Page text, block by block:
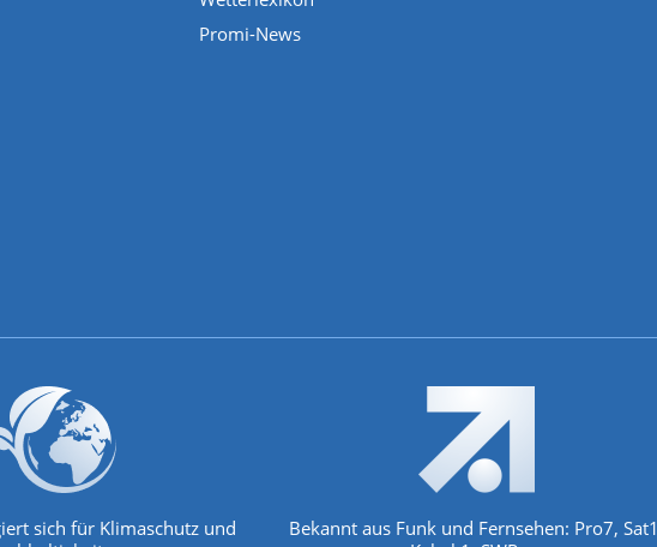
Promi-News
sich für Klimaschutz und
Bekannt aus Funk und Fernsehen: Pro7,